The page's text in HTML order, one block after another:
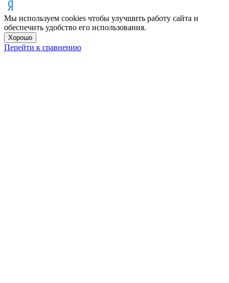
Мы используем cookies чтобы улучшить работу сайта и
обеспечить удобство его использования.
Хорошо
Перейти к сравнению